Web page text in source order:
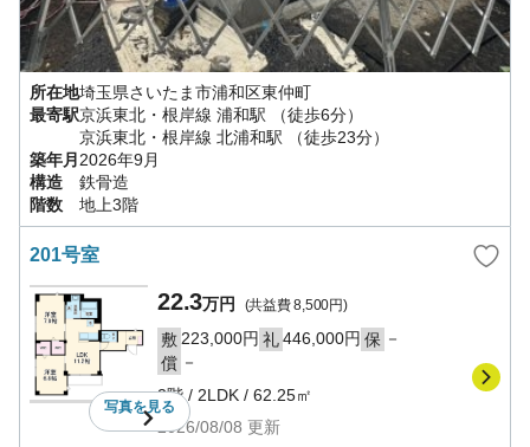
所在地埼玉県さいたま市浦和区東仲町
最寄駅京浜東北・根岸線 浦和駅
（徒歩6分）
京浜東北・根岸線 北浦和駅
（徒歩23分）
築年月2026年9月
構造
鉄骨造
階数
地上3階
201号室
写真を見る
22.3万円 (共益費8,500円)
敷 223,000円 礼446,000円 保 －
償 －
2階/ 2LDK / 62.25㎡
2026/08/08 更新